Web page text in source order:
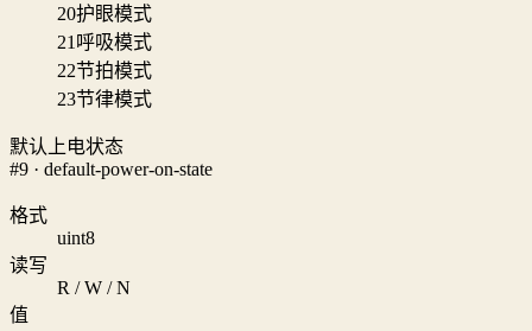
20护眼模式
21 呼吸模式
22节拍模式
23节律模式
默认上电状态
#9 · default-power-on-state
格式
uint8
读写
R / W / N
值